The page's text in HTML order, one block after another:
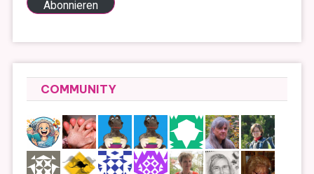
Abonnieren
COMMUNITY